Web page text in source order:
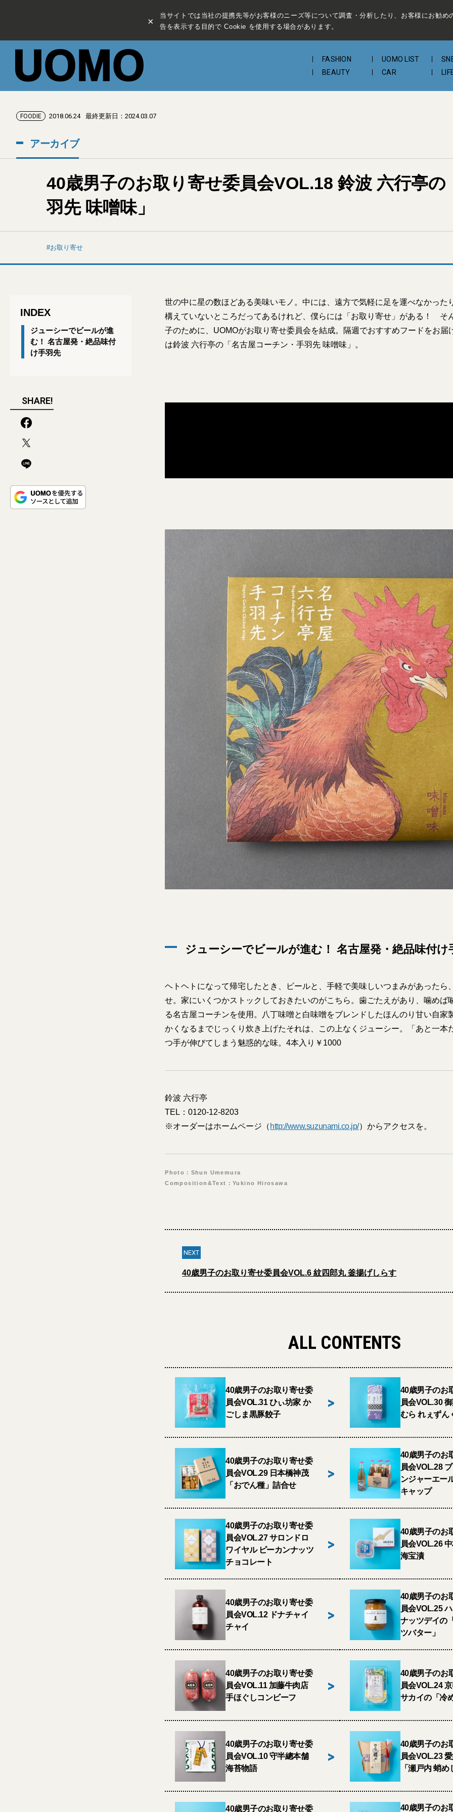
×
当サイトでは当社の提携先等がお客様のニーズ等について調査・分析したり、お客様にお勧め
告を表示する目的で Cookie を使用する場合があります。
FASHION UOMO LIST
BEAUTY
CAR
FOODIE 2018.06.24 最終更新日：2024.03.07
アーカイブ
40歳男子のお取り寄せ委員会VOL.18 鈴波 六行亭
羽先 味噌味」
お取り寄せ
INDEX
ジューシーでビールが進
む！ 名古屋発・絶品味付
け手羽先
SHARE!
世の中に星の数ほどある美味いモノ。中には、遠方で気軽に足を運べなかった
構えていないところだってあるけれど、僕らには「お取り寄せ」がある！ そ
子のために、UOMOがお取り寄せ委員会を結成。隔週でおすすめフードをお届
は鈴波 六行亭の「名古屋コーチン・手羽先 味噌味」。
ジューシーでビールが進む！ 名古屋発・絶品味付け
ヘトヘトになって帰宅したとき、ビールと、手軽で美味しいつまみがあったら
せ。家にいくつかストックしておきたいのがこちら。歯ごたえがあり、噛めば
る名古屋コーチンを使用。八丁味噌と白味噌をブレンドしたほんのり甘い自家
かくなるまでじっくり炊き上げたそれは、この上なくジューシー。「あと一
つ手が伸びてしまう魅惑的な味。4本入り￥1000
鈴波 六行亭
TEL：0120-12-8203
※オーダーはホームページ（ http://www.suzunami.co.jp/）からアクセスを。
Photo：Shun Umemura
Composition&Text：Yukino Hirosawa
NEXT
40歳男子のお取り寄せ委員会VOL.6 紋四郎丸 釜揚げしらす
ALL CONTENTS
40歳男子のお取り寄せ委
員会VOL.31 ひぃ坊家 か
ごしま黒豚餃子
>
40歳男子のお
員会VOL.30
むら れぇずん
40歳男子のお取り寄せ委
員会VOL.29 日本橋神茂
「おでん種」詰合せ
>
40歳男子のお
員会VOL.28
ンジャーエー
キャップ
40歳男子のお取り寄せ委
員会VOL.27 サロンドロ
ワイヤル ピーカンナッツ
チョコレート
>
40歳男子のお
員会VOL.26
海宝漬
40歳男子のお取り寄せ委
員会VOL.12 ドナチャイ
チャイ
>
40歳男子のお
員会VOL.25
ナッツデイの
ツバター」
40歳男子のお取り寄せ委
員会VOL.11 加藤牛肉店
手ほぐしコンビーフ
>
40歳男子のお
員会VOL.24
サカイの「冷
40歳男子のお取り寄せ委
員会VOL.10 守半總本舗
海苔物語
>
40歳男子のお
員会VOL.23
「瀬戸内 蛸め
40歳男子のお取り寄せ委 40歳男子のお